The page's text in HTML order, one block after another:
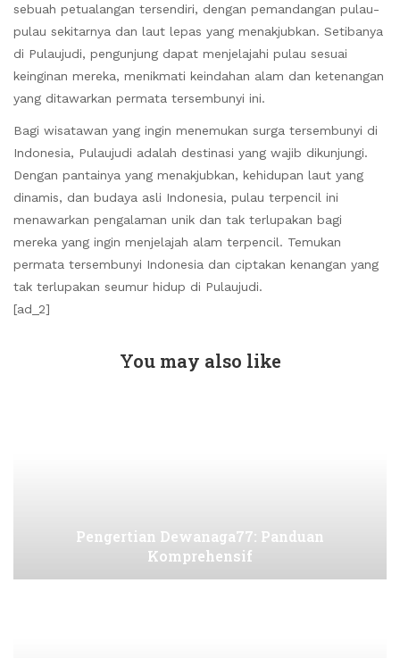
sebuah petualangan tersendiri, dengan pemandangan pulau-
pulau sekitarnya dan laut lepas yang menakjubkan. Setibanya
di Pulaujudi, pengunjung dapat menjelajahi pulau sesuai
keinginan mereka, menikmati keindahan alam dan ketenangan
yang ditawarkan permata tersembunyi ini.
Bagi wisatawan yang ingin menemukan surga tersembunyi di
Indonesia, Pulaujudi adalah destinasi yang wajib dikunjungi.
Dengan pantainya yang menakjubkan, kehidupan laut yang
dinamis, dan budaya asli Indonesia, pulau terpencil ini
menawarkan pengalaman unik dan tak terlupakan bagi
mereka yang ingin menjelajah alam terpencil. Temukan
permata tersembunyi Indonesia dan ciptakan kenangan yang
tak terlupakan seumur hidup di Pulaujudi.
[ad_2]
You may also like
Pengertian Dewanaga77: Panduan
Komprehensif